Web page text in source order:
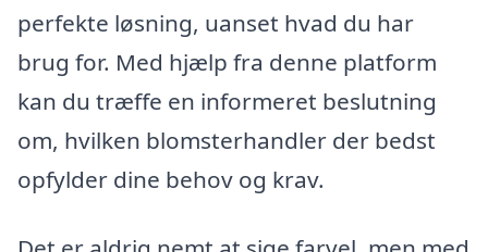
perfekte løsning, uanset hvad du har
brug for. Med hjælp fra denne platform
kan du træffe en informeret beslutning
om, hvilken blomsterhandler der bedst
opfylder dine behov og krav.